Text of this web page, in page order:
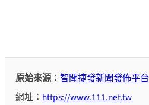
原始來源：智聞捷發新聞發佈平台
網址： https://www.111.net.tw